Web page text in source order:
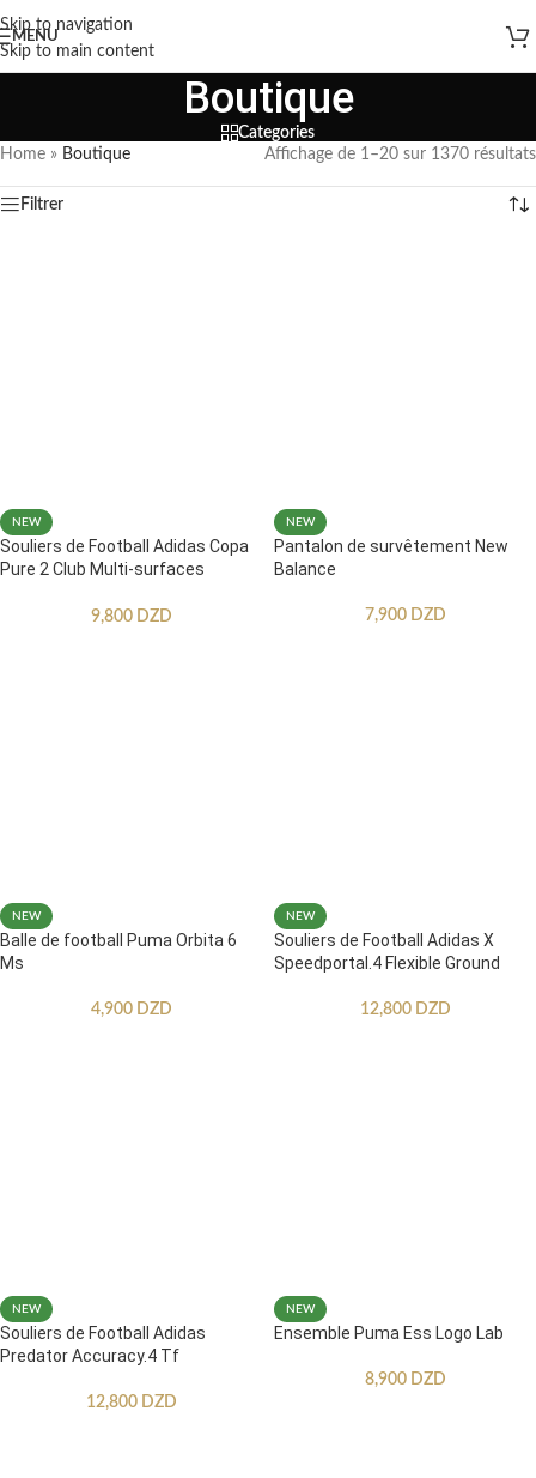
Skip to navigation
Skip to main content
MENU
Boutique
Categories
Home » Boutique Affichage de 1–20 sur 1370 résultats
Filtrer
NEW
Souliers de Football Adidas Copa
Pure 2 Club Multi-surfaces
9,800 DZD
NEW
Pantalon de survêtement New
Balance
7,900 DZD
NEW
Balle de football Puma Orbita 6
Ms
4,900 DZD
NEW
Souliers de Football Adidas X
Speedportal.4 Flexible Ground
12,800 DZD
NEW
Souliers de Football Adidas
Predator Accuracy.4 Tf
12,800 DZD
NEW
Ensemble Puma Ess Logo Lab
8,900 DZD